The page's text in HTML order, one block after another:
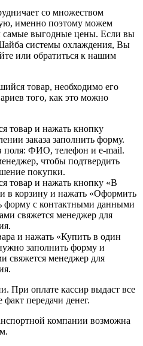
со множеством
именно поэтому можем
самые выгодные цены. Если вы
системы охлаждения, Вы
или обратиться к нашим
товар, необходимо его
того, как это можно
товар и нажать кнопку
заказа заполнить форму.
ФИО, телефон и e-mail.
чтобы подтвердить
покупки.
товар и нажать кнопку «В
в корзину и нажать «Оформить
форму с контактными данными
свяжется менеджер для
и нажать «Купить в один
заполнить форму и
свяжется менеджер для
При оплате кассир выдаст все
передачи денег.
компании возможна